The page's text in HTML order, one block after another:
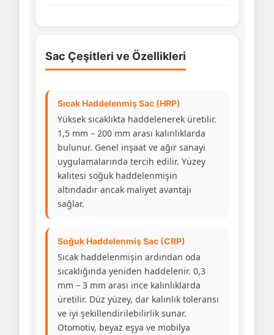
Sac Çeşitleri ve Özellikleri
Sıcak Haddelenmiş Sac (HRP)
Yüksek sıcaklıkta haddelenerek üretilir.
1,5 mm – 200 mm arası kalınlıklarda
bulunur. Genel inşaat ve ağır sanayi
uygulamalarında tercih edilir. Yüzey
kalitesi soğuk haddelenmişin
altındadır ancak maliyet avantajı
sağlar.
Soğuk Haddelenmiş Sac (CRP)
Sıcak haddelenmişin ardından oda
sıcaklığında yeniden haddelenir. 0,3
mm – 3 mm arası ince kalınlıklarda
üretilir. Düz yüzey, dar kalınlık toleransı
ve iyi şekillendirilebilirlik sunar.
Otomotiv, beyaz eşya ve mobilya